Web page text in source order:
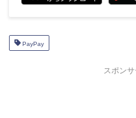
PayPay
スポン